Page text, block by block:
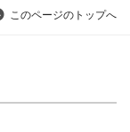
このページのトップへ